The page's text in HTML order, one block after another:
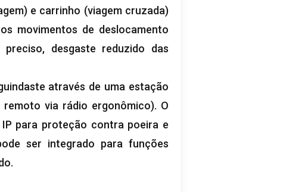
e carrinho (viagem cruzada)
movimentos de deslocamento
desgaste reduzido das
através de uma estação
via rádio ergonômico). O
para proteção contra poeira e
ser integrado para funções